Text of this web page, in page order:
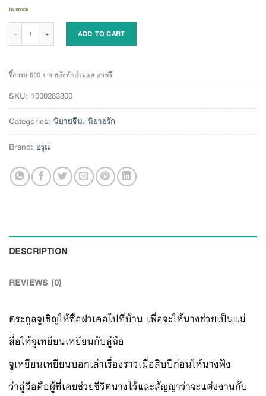
In stock
ADD TO CART
ซื้อครบ 600 บาทหลังหักส่วนลด ส่งฟรี!
SKU: 1000283300
Categories: นิยายจีน, นิยายรัก
Brand: อรุณ
DESCRIPTION
REVIEWS (0)
ตระกูลจูเชิญให้ซือฝาเคอไปที่บ้าน เพื่อจะให้นางช่วยเป็นแม่
สื่อให้จูเหยียนเหยียนกับลู่ฉือ
จูเหยียนเหยียนบอกเล่าเรื่องราวเมื่อสิบปีก่อนให้นางฟัง
ว่าลู่ฉือคือผู้ที่เคยช่วยชีวิตนางไว้และสัญญาว่าจะแต่งงานกับ